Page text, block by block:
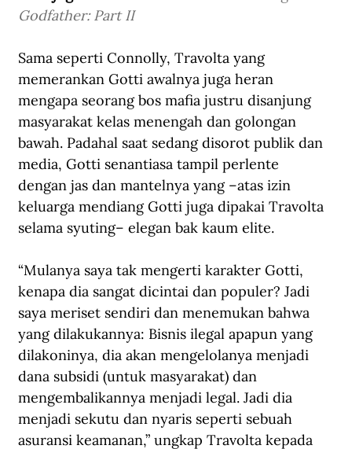
Godfather: Part II
Sama seperti Connolly, Travolta yang
memerankan Gotti awalnya juga heran
mengapa seorang bos mafia justru disanjung
masyarakat kelas menengah dan golongan
bawah. Padahal saat sedang disorot publik dan
media, Gotti senantiasa tampil perlente
dengan jas dan mantelnya yang –atas izin
keluarga mendiang Gotti juga dipakai Travolta
selama syuting– elegan bak kaum elite.
“Mulanya saya tak mengerti karakter Gotti,
kenapa dia sangat dicintai dan populer? Jadi
saya meriset sendiri dan menemukan bahwa
yang dilakukannya: Bisnis ilegal apapun yang
dilakoninya, dia akan mengelolanya menjadi
dana subsidi (untuk masyarakat) dan
mengembalikannya menjadi legal. Jadi dia
menjadi sekutu dan nyaris seperti sebuah
asuransi keamanan,” ungkap Travolta kepada